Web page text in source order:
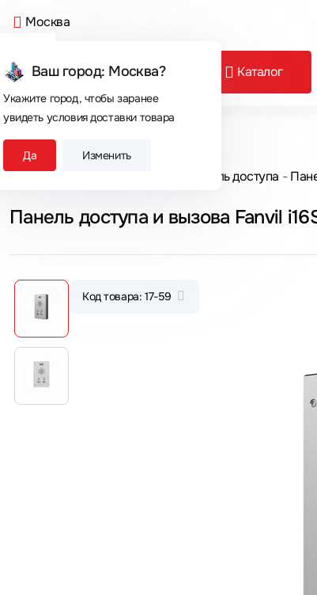
Москва
Ваш город: Москва?
Укажите город, чтобы заранее
увидеть условия доставки товара
Да Изменить
Каталог
Сегодня покупают
Главная Контроль доступа
Панель доступа и вызова Fanvil
Код товара: 17-59